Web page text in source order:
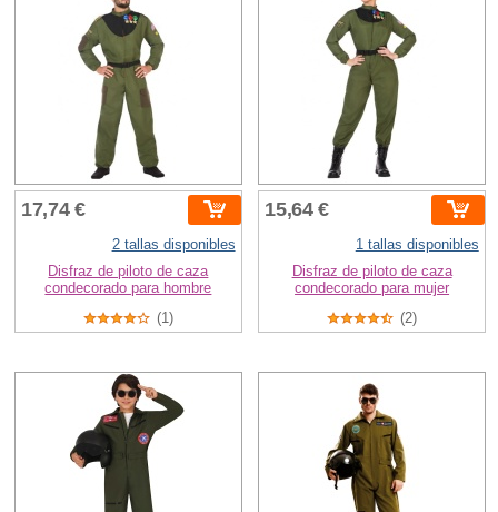
17,74 €
2 tallas disponibles
Disfraz de piloto de caza
condecorado para hombre
(1)
15,64 €
1 tallas disponibles
Disfraz de piloto de caza
condecorado para mujer
(2)